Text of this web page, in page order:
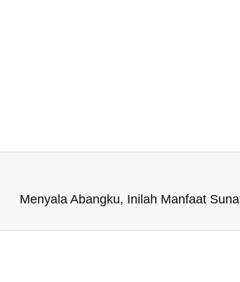
Menyala Abangku, Inilah Manfaat